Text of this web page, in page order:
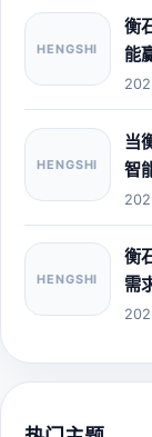
HENGSHI
衡
能
HENGSHI
当
智
HENGSHI
衡
需